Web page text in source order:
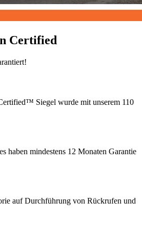
Certified
Siegel wurde mit unserem 110
mindestens 12 Monaten Garantie
auf Durchführung von Rückrufen und